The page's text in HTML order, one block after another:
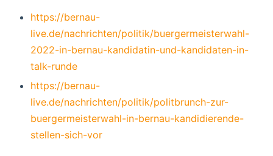
https://bernau-
live.de/nachrichten/politik/buergermeisterwahl-
2022-in-bernau-kandidatin-und-kandidaten-in-
talk-runde
https://bernau-
live.de/nachrichten/politik/politbrunch-zur-
buergermeisterwahl-in-bernau-kandidierende-
stellen-sich-vor